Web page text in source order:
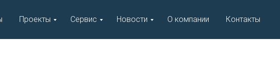
Проекты Сервис Новости О компании Контакты